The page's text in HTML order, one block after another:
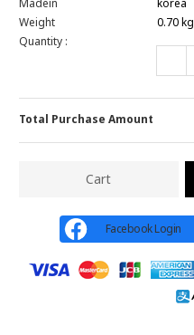
Madein
korea
Weight
0.70 kg
Quantity :
Total Purchase Amount
Cart
Facebook Login